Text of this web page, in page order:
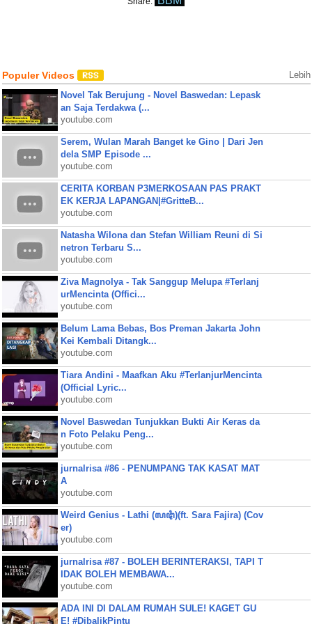
Populer Videos Lebih
Novel Tak Berujung - Novel Baswedan: Lepask
an Saja Terdakwa (...
youtube.com
Serem, Wulan Marah Banget ke Gino | Dari Jen
dela SMP Episode ...
youtube.com
CERITA KORBAN P3MERKOSAAN PAS PRAKT
EK KERJA LAPANGAN|#GritteB...
youtube.com
Natasha Wilona dan Stefan William Reuni di Si
netron Terbaru S...
youtube.com
Ziva Magnolya - Tak Sanggup Melupa #Terlanj
urMencinta (Offici...
youtube.com
Belum Lama Bebas, Bos Preman Jakarta John
Kei Kembali Ditangk...
youtube.com
Tiara Andini - Maafkan Aku #TerlanjurMencinta
(Official Lyric...
youtube.com
Novel Baswedan Tunjukkan Bukti Air Keras da
n Foto Pelaku Peng...
youtube.com
jurnalrisa #86 - PENUMPANG TAK KASAT MAT
A
youtube.com
Weird Genius - Lathi (ꦭꦛꦶ)(ft. Sara Fajira) (Cov
er)
youtube.com
jurnalrisa #87 - BOLEH BERINTERAKSI, TAPI T
IDAK BOLEH MEMBAWA...
youtube.com
ADA INI DI DALAM RUMAH SULE! KAGET GU
E! #DibalikPintu